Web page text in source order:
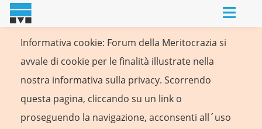
Informativa cookie: Forum della Meritocrazia si
avvale di cookie per le finalità illustrate nella
nostra informativa sulla privacy. Scorrendo
questa pagina, cliccando su un link o
proseguendo la navigazione, acconsenti all´uso